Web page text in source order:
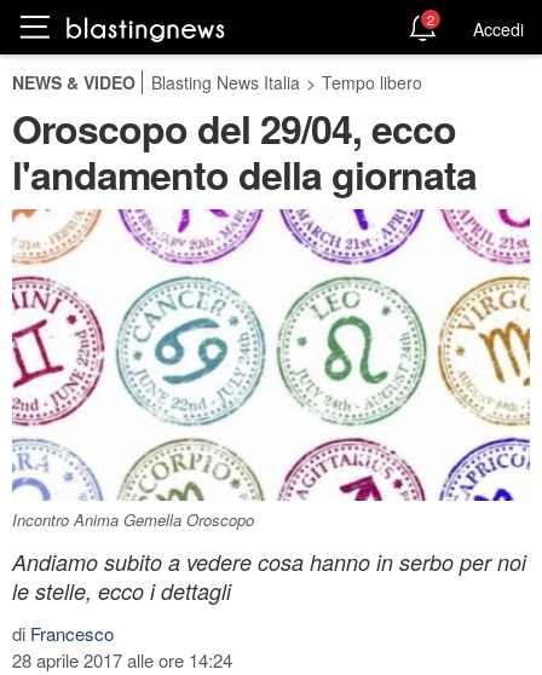
2 Accedi
NEWS & VIDEO Blasting News Italia > Tempo libero
Oroscopo del 29/04, ecco
l'andamento della giornata
Incontro Anima Gemella Oroscopo
Andiamo subito a vedere cosa hanno in serbo per noi
le stelle, ecco i dettagli
di Francesco
28 aprile 2017 alle ore 14:24